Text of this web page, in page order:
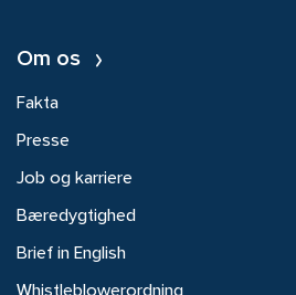
Om os
Fakta
Presse
Job og karriere
Bæredygtighed
Brief in English
Whistleblowerordning